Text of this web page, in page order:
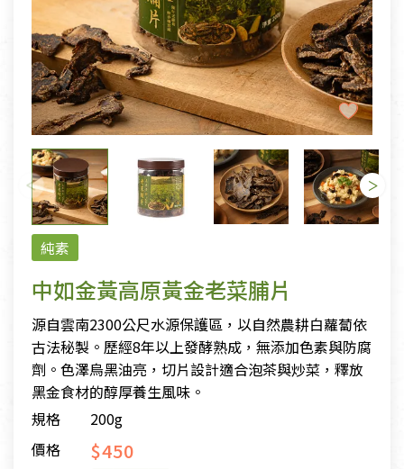
純素
中如金黃高原黃金老菜脯片
源自雲南2300公尺水源保護區，以自然農耕白蘿蔔依
古法秘製。歷經8年以上發酵熟成，無添加色素與防腐
劑。色澤烏黑油亮，切片設計適合泡茶與炒菜，釋放
黑金食材的醇厚養生風味。
規格
200g
價格
$450